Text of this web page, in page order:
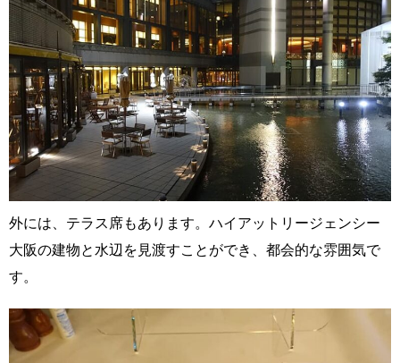
外には、テラス席もあります。ハイアットリージェンシー
大阪の建物と水辺を見渡すことができ、都会的な雰囲気で
す。